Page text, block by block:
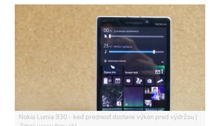
Nokia Lumia 930 - keď prednosť dostane výkon pred výdržou